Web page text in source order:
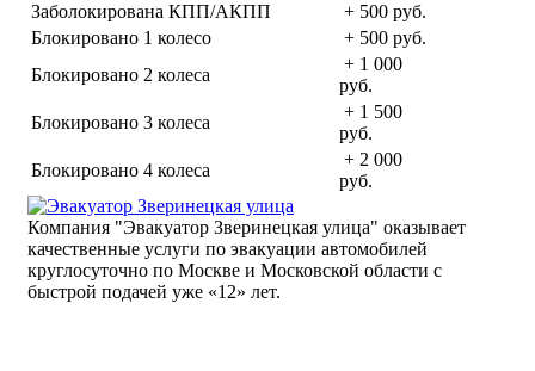
Заболокирована КПП/АКПП
+ 500 руб.
Блокировано 1 колесо
+ 500 руб.
Блокировано 2 колеса
+ 1 000
руб.
Блокировано 3 колеса
+ 1 500
руб.
Блокировано 4 колеса
+ 2 000
руб.
Компания "Эвакуатор Зверинецкая улица" оказывает
качественные услуги по эвакуации автомобилей
круглосуточно по Москве и Московской области с
быстрой подачей уже «12» лет.